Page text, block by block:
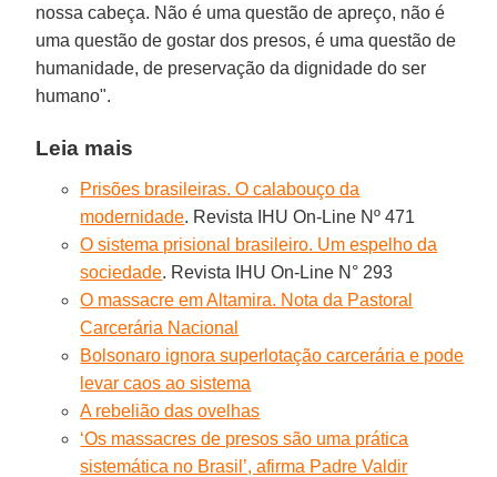
nossa cabeça. Não é uma questão de apreço, não é
uma questão de gostar dos presos, é uma questão de
humanidade, de preservação da dignidade do ser
humano".
Leia mais
Prisões brasileiras. O calabouço da
modernidade. Revista IHU On-Line Nº 471
O sistema prisional brasileiro. Um espelho da
sociedade. Revista IHU On-Line N° 293
O massacre em Altamira. Nota da Pastoral
Carcerária Nacional
Bolsonaro ignora superlotação carcerária e pode
levar caos ao sistema
A rebelião das ovelhas
‘Os massacres de presos são uma prática
sistemática no Brasil’, afirma Padre Valdir